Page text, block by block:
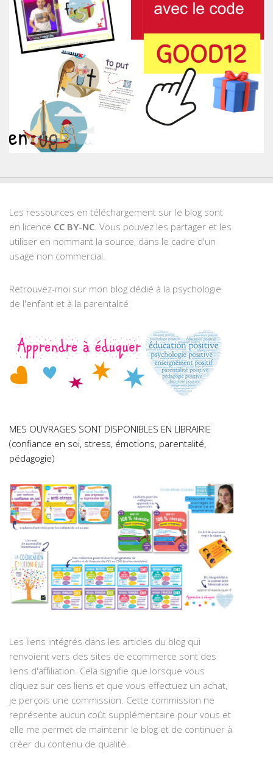
Les ressources en téléchargement sur le blog sont
en licence CC BY-NC . Vous pouvez les partager et les
utiliser en nommant la source, dans le cadre d'un
usage non commercial.
Retrouvez-moi sur mon blog dédié à la psychologie
de l'enfant et à la parentalité
MES OUVRAGES SONT DISPONIBLES EN LIBRAIRIE
(confiance en soi, stress, émotions, parentalité,
pédagogie)
Les liens intégrés dans les articles du blog qui
renvoient vers des sites de ecommerce sont des
liens d'affiliation. Cela signifie que lorsque vous
cliquez sur ces liens et que vous effectuez un achat,
je perçois une commission. Cette commission ne
représente aucun coût supplémentaire pour vous et
elle me permet de maintenir le blog et de continuer à
créer du contenu de qualité.